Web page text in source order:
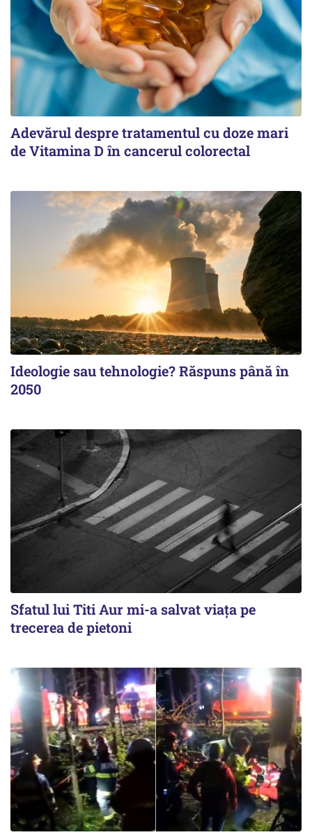
Adevărul despre tratamentul cu doze mari
de Vitamina D în cancerul colorectal
Ideologie sau tehnologie? Răspuns până în
2050
Sfatul lui Titi Aur mi-a salvat viaţa pe
trecerea de pietoni